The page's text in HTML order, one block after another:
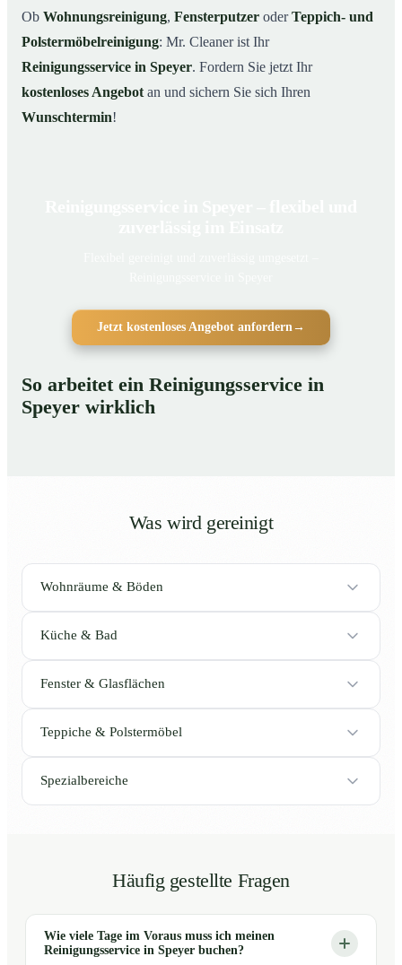
Ob Wohnungsreinigung, Fensterputzer oderTeppich- und
Polstermöbelreinigung: Mr. Cleaner ist Ihr
Reinigungsservice in Speyer. Fordern Sie jetzt Ihr
kostenloses Angebot an und sichern Sie sich Ihren
Wunschtermin!
Jetzt kostenloses Angebot anfordern →
So arbeitet ein Reinigungsservice in
Speyer wirklich
Was wird gereinigt
Wohnräume & Böden
Küche & Bad
Fenster & Glasflächen
Teppiche & Polstermöbel
Spezialbereiche
Häufig gestellte Fragen
Wie viele Tage im Voraus muss ich meinen
Reinigungsservice in Speyer buchen?